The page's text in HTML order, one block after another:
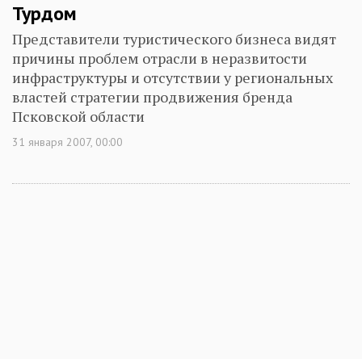
Турдом
Представители туристического бизнеса видят
причины проблем отрасли в неразвитости
инфраструктуры и отсутствии у региональных
властей стратегии продвижения бренда
Псковской области
31 января 2007, 00:00